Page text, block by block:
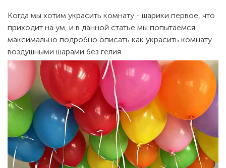
Когда мы хотим украсить комнату - шарики первое, что
приходит на ум, и в данной статье мы попытаемся
максимально подробно описать как украсить комнату
воздушными шарами без гелия.